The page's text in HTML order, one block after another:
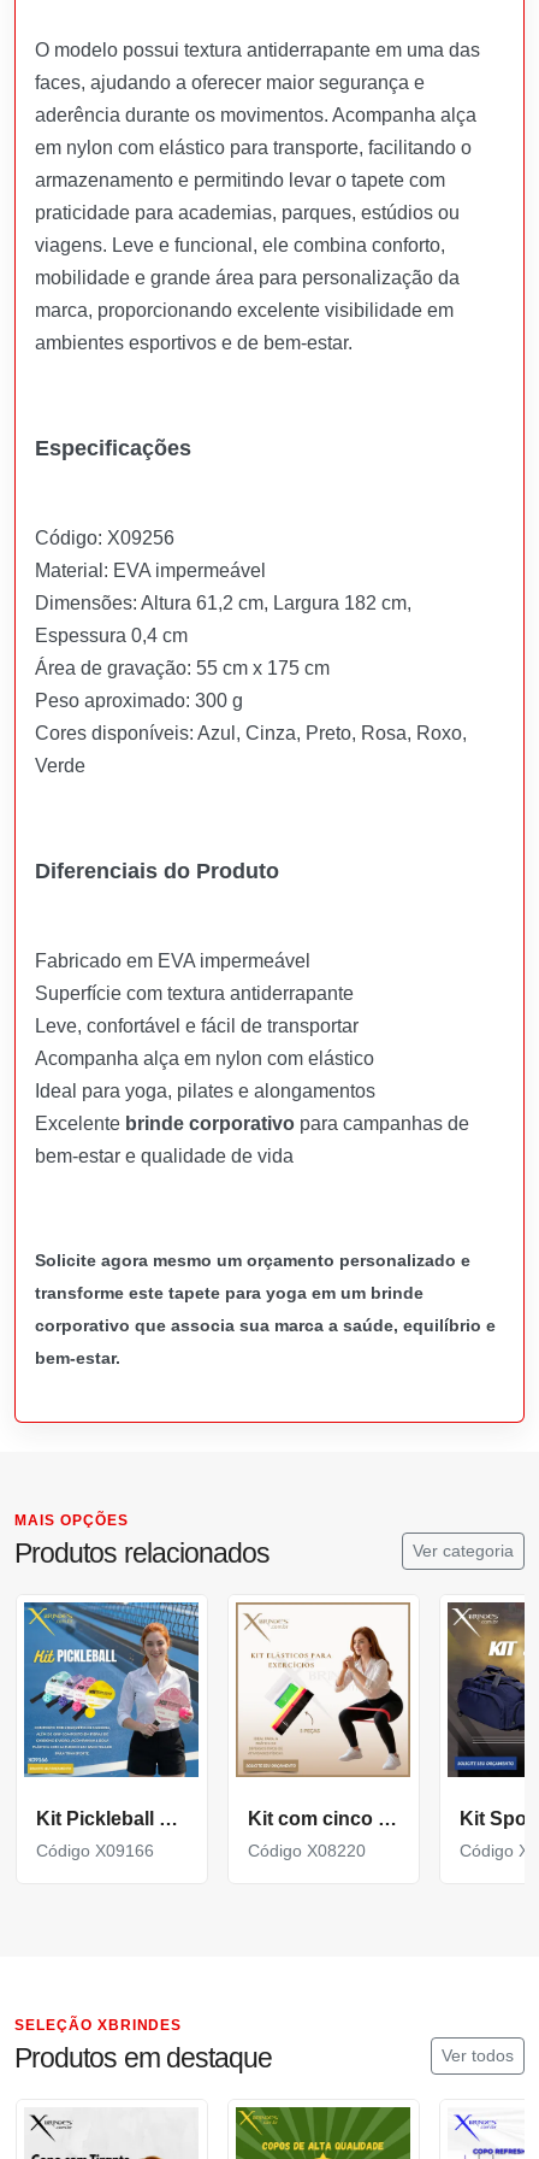
O modelo possui textura antiderrapante em uma das
faces, ajudando a oferecer maior segurança e
aderência durante os movimentos. Acompanha alça
em nylon com elástico para transporte, facilitando o
armazenamento e permitindo levar o tapete com
praticidade para academias, parques, estúdios ou
viagens. Leve e funcional, ele combina conforto,
mobilidade e grande área para personalização da
marca, proporcionando excelente visibilidade em
ambientes esportivos e de bem-estar.
Especificações
Código: X09256
Material: EVA impermeável
Dimensões: Altura 61,2 cm, Largura 182 cm,
Espessura 0,4 cm
Área de gravação: 55 cm x 175 cm
Peso aproximado: 300 g
Cores disponíveis: Azul, Cinza, Preto, Rosa, Roxo,
Verde
Diferenciais do Produto
Fabricado em EVA impermeável
Superfície com textura antiderrapante
Leve, confortável e fácil de transportar
Acompanha alça em nylon com elástico
Ideal para yoga, pilates e alongamentos
Excelente brinde corporativo para campanhas de
bem-estar e qualidade de vida
Solicite agora mesmo um orçamento personalizado e
transforme este tapete para yoga em um brinde
corporativo que associa sua marca a saúde, equilíbrio e
bem-estar.
MAIS OPÇÕES
Produtos relacionados Ver categoria
Kit Pickleball composto por 2 raquetes de madeira X09166
Código X09166
Kit com cinco faixas de borracha com diferentes níveis de resistência X08220
Código X08220 Código
SELEÇÃO XBRINDES
Produtos em destaque Ver todos